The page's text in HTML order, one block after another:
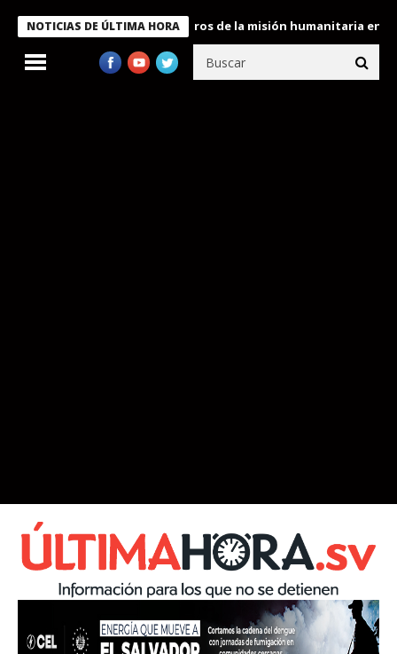
NOTICIAS DE ÚLTIMA HORA
Bukele condecora a miembros de la misión humanitaria enviada